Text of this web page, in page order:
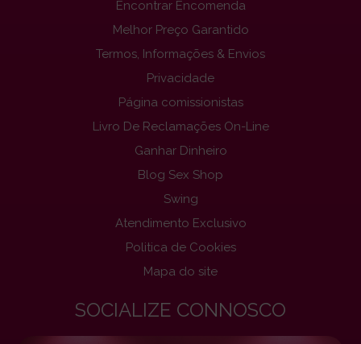
Encontrar Encomenda
Melhor Preço Garantido
Termos, Informações & Envios
Privacidade
Página comissionistas
Livro De Reclamações On-Line
Ganhar Dinheiro
Blog Sex Shop
Swing
Atendimento Exclusivo
Politica de Cookies
Mapa do site
SOCIALIZE CONNOSCO